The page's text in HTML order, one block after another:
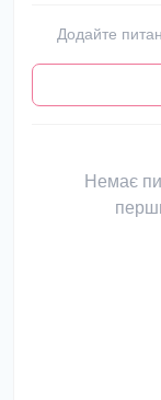
Додайте
Немає